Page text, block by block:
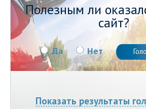
Полезным ли
сайт?
Да Нет
Показать результаты